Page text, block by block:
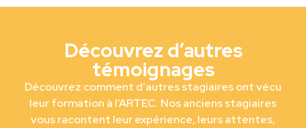
Découvrez d’autres
témoignages
Découvrez comment d’autres stagiaires ont vécu
leur formation à l’ARTEC. Nos anciens stagiaires
vous racontent leur expérience, leurs attentes,